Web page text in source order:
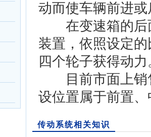
动而使车辆前进
在变速箱的后
装置，依照设定
四个轮子获得动力
目前市面上销
设位置属于前置
传动系统相关知识